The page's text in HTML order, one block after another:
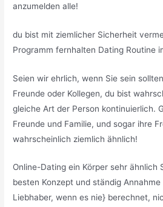
anzumelden alle!
du bist mit ziemlicher Sicherheit
Programm fernhalten Dating Routine
Seien wir ehrlich, wenn Sie sein
Freunde oder Kollegen, du bist
gleiche Art der Person kontinuierlich.
Freunde und Familie, und sogar ihre
wahrscheinlich ziemlich ähnlich!
Online-Dating ein Körper sehr ähnlich
besten Konzept und ständig
Liebhaber, wenn es nie} berechnet,